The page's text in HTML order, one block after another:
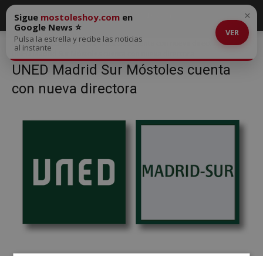
Inicio
UNED Madrid Sur Móstoles cuenta con nueva directora
UNED Madrid Sur Móstoles cuenta con nueva directora
UNED Madrid Sur Móstoles cuenta
con nueva directora
Sigue mostoleshoy.com en
Google News ⭐
Pulsa la estrella y recibe las noticias
al instante
VER
×